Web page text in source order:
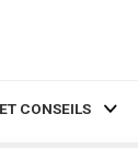
CONSEILS